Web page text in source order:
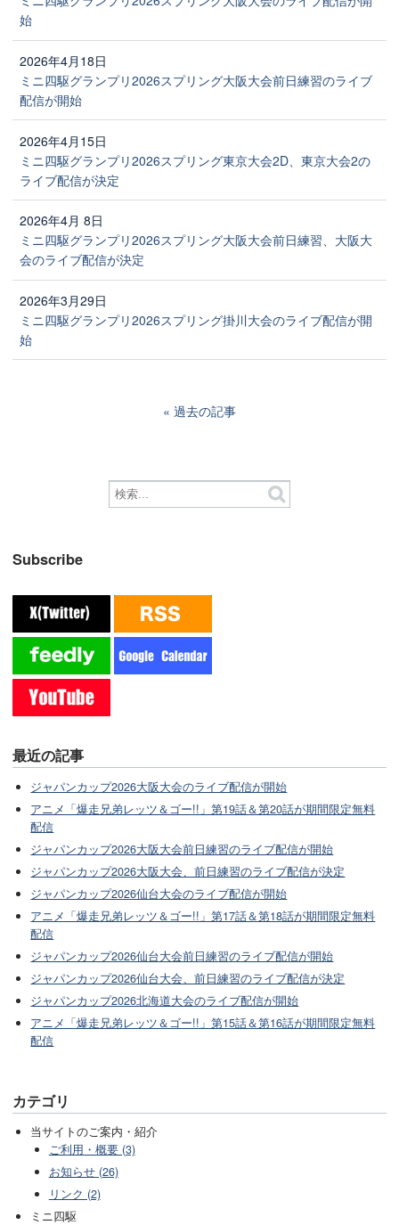
始
2026年4月18日
ミニ四駆グランプリ2026スプリング大阪大会前日練習のライブ
配信が開始
2026年4月15日
ミニ四駆グランプリ2026スプリング東京大会2D、東京大会2の
ライブ配信が決定
2026年4月 8日
ミニ四駆グランプリ2026スプリング大阪大会前日練習、大阪大
会のライブ配信が決定
2026年3月29日
ミニ四駆グランプリ2026スプリング掛川大会のライブ配信が開
始
過去の記事
Subscribe
最近の記事
ジャパンカップ2026大阪大会のライブ配信が開始
アニメ「爆走兄弟レッツ＆ゴー!!」第19話＆第20話が期間限定無料
配信
ジャパンカップ2026大阪大会前日練習のライブ配信が開始
ジャパンカップ2026大阪大会、前日練習のライブ配信が決定
ジャパンカップ2026仙台大会のライブ配信が開始
アニメ「爆走兄弟レッツ＆ゴー!!」第17話＆第18話が期間限定無料
配信
ジャパンカップ2026仙台大会前日練習のライブ配信が開始
ジャパンカップ2026仙台大会、前日練習のライブ配信が決定
ジャパンカップ2026北海道大会のライブ配信が開始
アニメ「爆走兄弟レッツ＆ゴー!!」第15話＆第16話が期間限定無料
配信
カテゴリ
当サイトのご案内・紹介
ご利用・概要 (3)
お知らせ (26)
リンク (2)
ミニ四駆